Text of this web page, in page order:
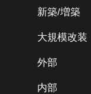
新築/増築
大規模改装
外部
内部